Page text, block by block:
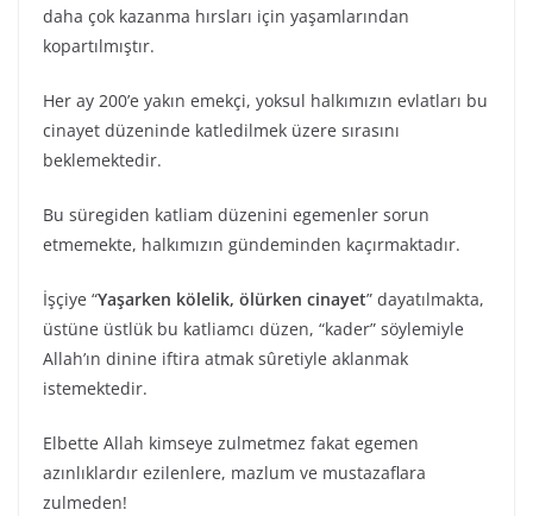
daha çok kazanma hırsları için yaşamlarından
kopartılmıştır.
Her ay 200’e yakın emekçi, yoksul halkımızın evlatları bu
cinayet düzeninde katledilmek üzere sırasını
beklemektedir.
Bu süregiden katliam düzenini egemenler sorun
etmemekte, halkımızın gündeminden kaçırmaktadır.
İşçiye “Yaşarken kölelik, ölürken cinayet” dayatılmakta,
üstüne üstlük bu katliamcı düzen, “kader” söylemiyle
Allah’ın dinine iftira atmak sûretiyle aklanmak
istemektedir.
Elbette Allah kimseye zulmetmez fakat egemen
azınlıklardır ezilenlere, mazlum ve mustazaflara
zulmeden!